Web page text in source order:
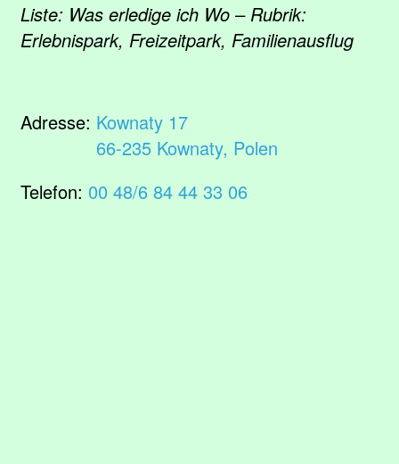
Liste: Was erledige ich Wo – Rubrik:
Erlebnispark, Freizeitpark, Familienausflug
Adresse: Kownaty 17
66-235 Kownaty, Polen
Telefon: 00 48/6 84 44 33 06